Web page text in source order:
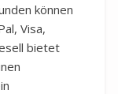
können
Visa,
bietet